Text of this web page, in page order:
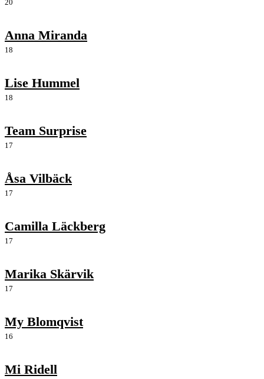
20
Anna Miranda
18
Lise Hummel
18
Team Surprise
17
Åsa Vilbäck
17
Camilla Läckberg
17
Marika Skärvik
17
My Blomqvist
16
Mi Ridell